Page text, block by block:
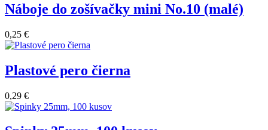
Náboje do zošívačky mini No.10 (malé)
0,25 €
Plastové pero čierna
0,29 €